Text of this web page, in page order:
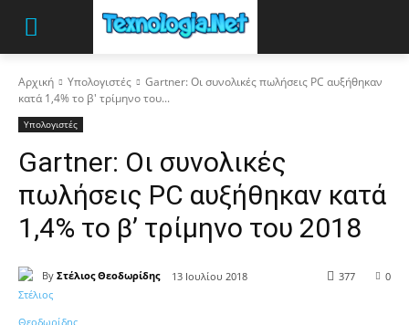
Αρχική Υπολογιστές
Gartner: Οι συνολικές πωλήσεις PC αυξήθηκαν
κατά 1,4% το β' τρίμηνο του...
Υπολογιστές
Gartner: Οι συνολικές
πωλήσεις PC αυξήθηκαν κατά
1,4% το β’ τρίμηνο του 2018
By Στέλιος Θεοδωρίδης 13 Ιουλίου 2018 0
377